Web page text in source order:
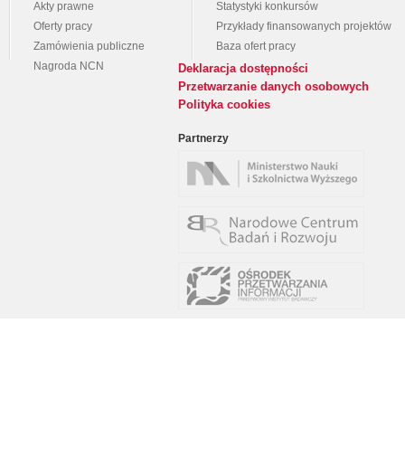
Akty prawne
Oferty pracy
Zamówienia publiczne
Nagroda NCN
Statystyki konkursów
Przykłady finansowanych projektów
Baza ofert pracy
Deklaracja dostępności
Przetwarzanie danych osobowych
Polityka cookies
Partnerzy